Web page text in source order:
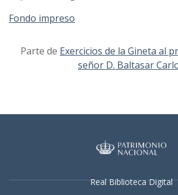
Fondo impreso
Parte de Exercicios de la Gineta al
señor D. Baltasar
Real Biblioteca Digital